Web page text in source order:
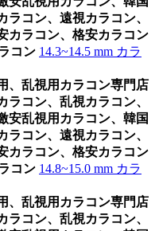
ラコン、遠視カラコン、
カラコン、格安カラコン
コン 14.3~14.5 mm カラ
、乱視用カラコン専門店
ラコン、乱視カラコン、
安乱視用カラコン、韓国
ラコン、遠視カラコン、
カラコン、格安カラコン
コン 14.8~15.0 mm カラ
、乱視用カラコン専門店
ラコン、乱視カラコン、